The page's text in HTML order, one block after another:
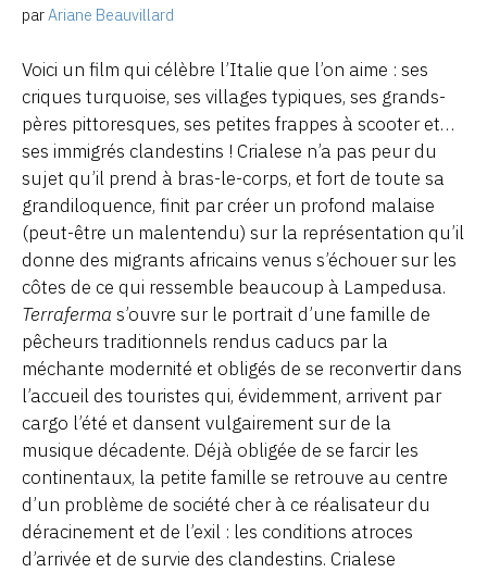
par Ariane Beauvillard
Voici un film qui célèbre l’Italie que l’on aime : ses
criques turquoise, ses villages typiques, ses grands-
pères pittoresques, ses petites frappes à scooter et…
ses immigrés clandestins ! Crialese n’a pas peur du
sujet qu’il prend à bras-le-corps, et fort de toute sa
grandiloquence, finit par créer un profond malaise
(peut-être un malentendu) sur la représentation qu’il
donne des migrants africains venus s’échouer sur les
côtes de ce qui ressemble beaucoup à Lampedusa.
Terraferma s’ouvre sur le portrait d’une famille de
pêcheurs traditionnels rendus caducs par la
méchante modernité et obligés de se reconvertir dans
l’accueil des touristes qui, évidemment, arrivent par
cargo l’été et dansent vulgairement sur de la
musique décadente. Déjà obligée de se farcir les
continentaux, la petite famille se retrouve au centre
d’un problème de société cher à ce réalisateur du
déracinement et de l’exil : les conditions atroces
d’arrivée et de survie des clandestins. Crialese